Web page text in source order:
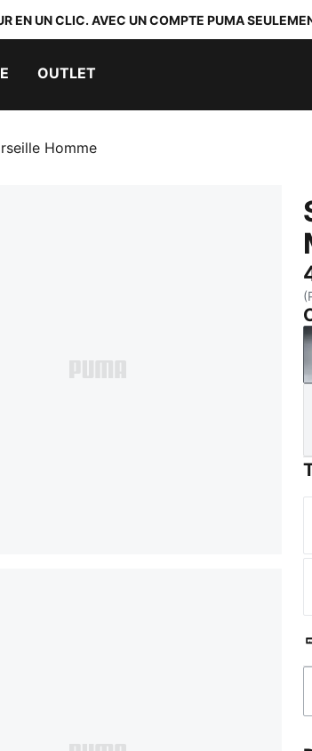
EN UN CLIC. AVEC UN COMPTE PUMA
OUTLET
Homme